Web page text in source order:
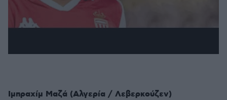
Ιμπραχίμ Μαζά (Αλγερία / Λεβερκούζεν)